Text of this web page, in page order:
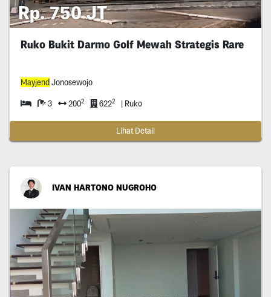
Rp. 750 JT
Ruko Bukit Darmo Golf Mewah Strategis Rare
Mayjend Jonosewojo
3 2002 6222 | Ruko
Lihat Detail
IVAN HARTONO NUGROHO